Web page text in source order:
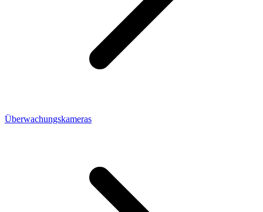
Überwachungskameras